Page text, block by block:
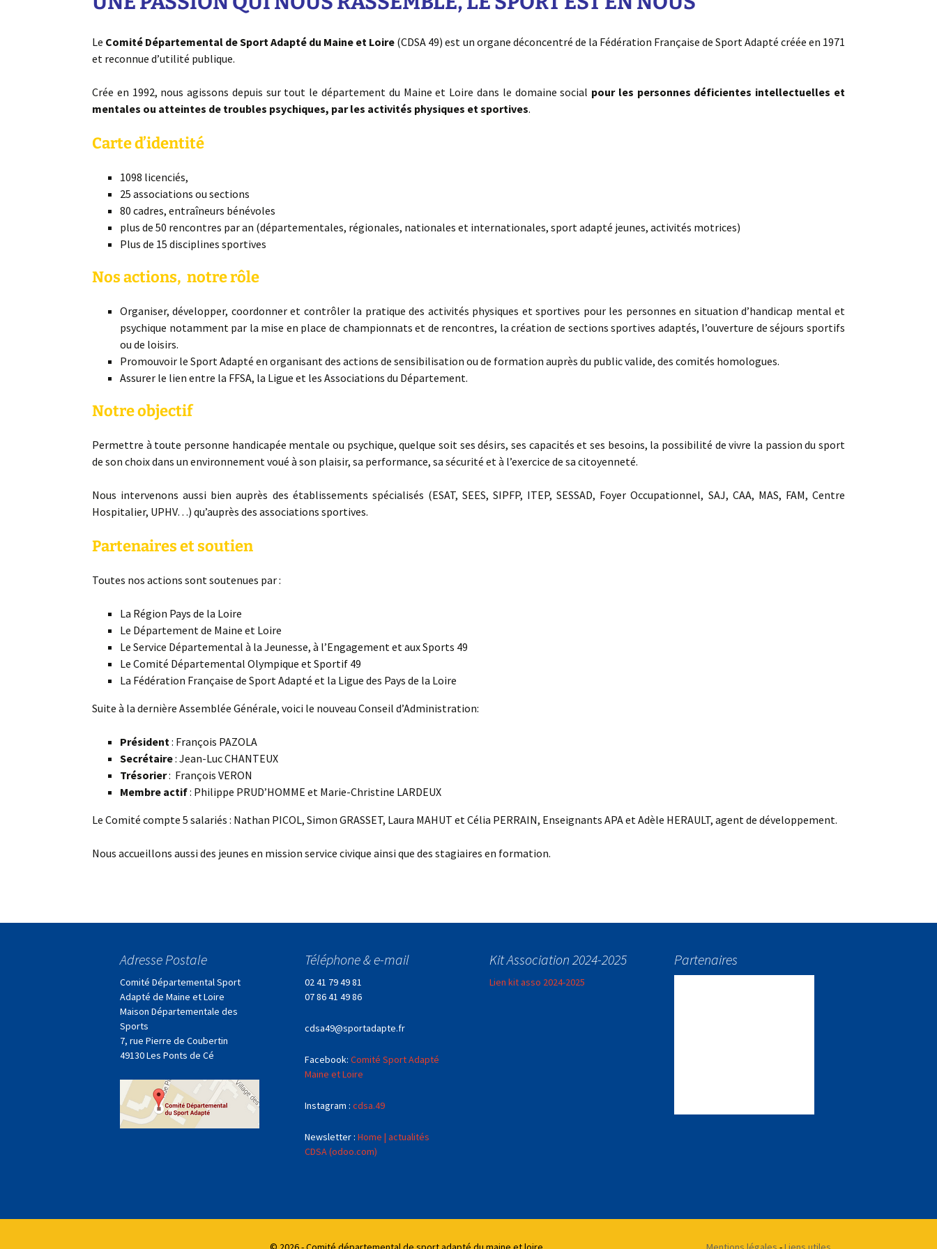
Le Comité Départemental de Sport Adapté du Maine et Loire (CDSA 49) est un organe déconcentré de la Fédération Française de Sport Adapté créée en 1971
et reconnue d’utilité publique.
Crée en 1992, nous agissons depuis sur tout le département du Maine et Loire dans le domaine social pour les personnes déficientes intellectuelles et
mentales ou atteintes de troubles psychiques, par les activités physiques et sportives.
Carte d’identité
1098 licenciés,
25 associations ou sections
80 cadres, entraîneurs bénévoles
plus de 50 rencontres par an (départementales, régionales, nationales et internationales, sport adapté jeunes, activités motrices)
Plus de 15 disciplines sportives
Nos actions, notre rôle
Organiser, développer, coordonner et contrôler la pratique des activités physiques et sportives pour les personnes en situation d’handicap mental et
psychique notamment par la mise en place de championnats et de rencontres, la création de sections sportives adaptés, l’ouverture de séjours sportifs
ou de loisirs.
Promouvoir le Sport Adapté en organisant des actions de sensibilisation ou de formation auprès du public valide, des comités homologues.
Assurer le lien entre la FFSA, la Ligue et les Associations du Département.
Notre objectif
Permettre à toute personne handicapée mentale ou psychique, quelque soit ses désirs, ses capacités et ses besoins, la possibilité de vivre la passion du sport
de son choix dans un environnement voué à son plaisir, sa performance, sa sécurité et à l’exercice de sa citoyenneté.
Nous intervenons aussi bien auprès des établissements spécialisés (ESAT, SEES, SIPFP, ITEP, SESSAD, Foyer Occupationnel, SAJ, CAA, MAS, FAM, Centre
Hospitalier, UPHV…) qu’auprès des associations sportives.
Partenaires et soutien
Toutes nos actions sont soutenues par :
La Région Pays de la Loire
Le Département de Maine et Loire
Le Service Départemental à la Jeunesse, à l’Engagement et aux Sports 49
Le Comité Départemental Olympique et Sportif 49
La Fédération Française de Sport Adapté et la Ligue des Pays de la Loire
Suite à la dernière Assemblée Générale, voici le nouveau Conseil d’Administration:
Président: François PAZOLA
Secrétaire: Jean-Luc CHANTEUX
Trésorier: François VERON
Membre actif: Philippe PRUD’HOMME et Marie-Christine LARDEUX
Le Comité compte 5 salariés : Nathan PICOL, Simon GRASSET, Laura MAHUT et Célia PERRAIN, Enseignants APA et Adèle HERAULT, agent de développement.
Nous accueillons aussi des jeunes en mission service civique ainsi que des stagiaires en formation.
Adresse Postale
Comité Départemental Sport
Adapté de Maine et Loire
Maison Départementale des
Sports
7, rue Pierre de Coubertin
49130 Les Ponts de Cé
Téléphone & e-mail
02 41 79 49 81
07 86 41 49 86
cdsa49@sportadapte.fr
Facebook: Comité Sport Adapté
Maine et Loire
Instagram : cdsa.49
Newsletter : Home | actualités
CDSA (odoo.com)
Kit Association 2024-2025
Lien kit asso 2024-2025
Partenaires